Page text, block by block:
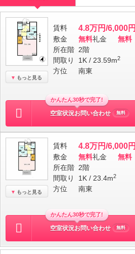
もっと見る
賃料 4.8万円/6,000円
敷金 無料礼金
無料
所在階 2階
間取り
1K / 23.59m2
方位 南東
かんたん30秒で完了!
空室状況お問い合わせ 無料
もっと見る
賃料 4.8万円/6,000円
敷金 無料礼金
無料
所在階 2階
間取り
1K / 23.4m2
方位 南東
かんたん30秒で完了!
空室状況お問い合わせ 無料